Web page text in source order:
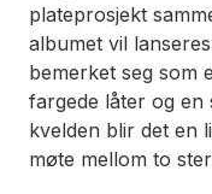
plateprosjekt
albumet vil
bemerket seg som
fargede låter og en
kvelden blir det en
møte mellom to